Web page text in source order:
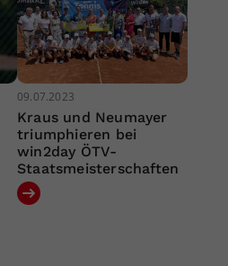
09.07.2023
Kraus und Neumayer
triumphieren bei
win2day ÖTV-
Staatsmeisterschaften